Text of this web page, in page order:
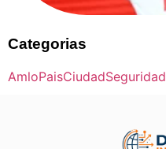
Categorias
AmloPaisCiudadSeguridad